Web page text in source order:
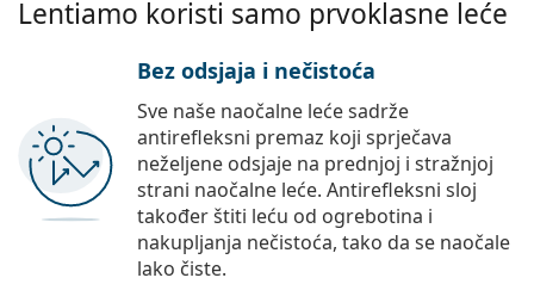
Lentiamo koristi samo prvoklasne leće
Bez odsjaja i nečistoća
Sve naše naočalne leće sadrže
antirefleksni premaz koji sprječava
neželjene odsjaje na prednjoj i stražnjoj
strani naočalne leće. Antirefleksni sloj
također štiti leću od ogrebotina i
nakupljanja nečistoća, tako da se naočale
lako čiste.